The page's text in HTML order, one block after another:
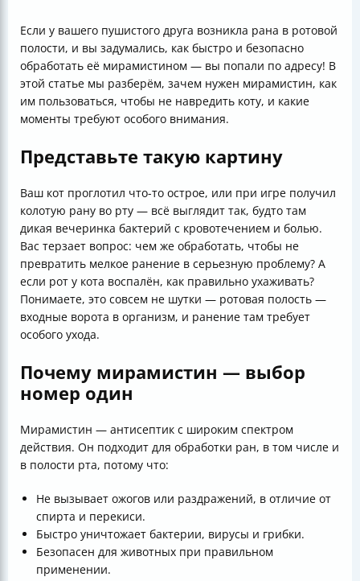
Если у вашего пушистого друга возникла рана в ротовой
полости, и вы задумались, как быстро и безопасно
обработать её мирамистином — вы попали по адресу! В
этой статье мы разберём, зачем нужен мирамистин, как
им пользоваться, чтобы не навредить коту, и какие
моменты требуют особого внимания.
Представьте такую картину
Ваш кот проглотил что-то острое, или при игре получил
колотую рану во рту — всё выглядит так, будто там
дикая вечеринка бактерий с кровотечением и болью.
Вас терзает вопрос: чем же обработать, чтобы не
превратить мелкое ранение в серьезную проблему? А
если рот у кота воспалён, как правильно ухаживать?
Понимаете, это совсем не шутки — ротовая полость —
входные ворота в организм, и ранение там требует
особого ухода.
Почему мирамистин — выбор
номер один
Мирамистин — антисептик с широким спектром
действия. Он подходит для обработки ран, в том числе и
в полости рта, потому что:
Не вызывает ожогов или раздражений, в отличие от
спирта и перекиси.
Быстро уничтожает бактерии, вирусы и грибки.
Безопасен для животных при правильном
применении.